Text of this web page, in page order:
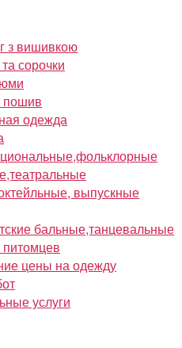
з вишивкою
сорочки
пошив
одежда
выпускные
бальные,танцевальные
цены на одежду
услуги